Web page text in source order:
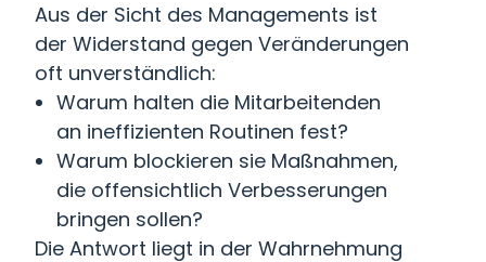
Aus der Sicht des Managements ist
der Widerstand gegen Veränderungen
oft unverständlich:
Warum halten die Mitarbeitenden
an ineffizienten Routinen fest?
Warum blockieren sie Maßnahmen,
die offensichtlich Verbesserungen
bringen sollen?
Die Antwort liegt in der Wahrnehmung